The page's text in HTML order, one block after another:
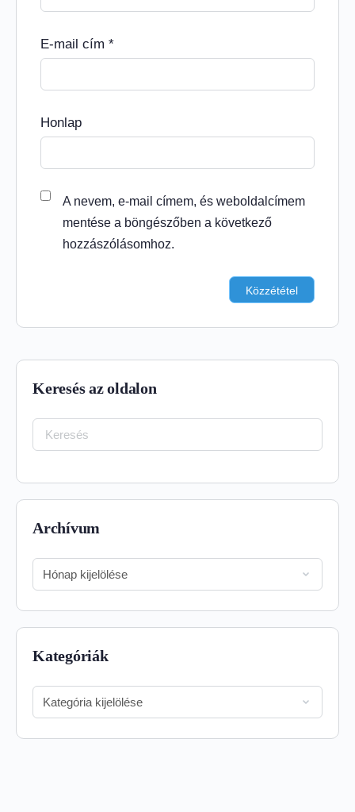
E-mail cím *
Honlap
A nevem, e-mail címem, és weboldalcímem
mentése a böngészőben a következő
hozzászólásomhoz.
Keresés az oldalon
Keresés:
Archívum
Kategóriák
Kategóriák